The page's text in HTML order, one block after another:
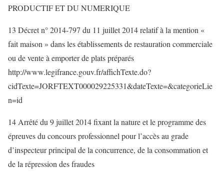
PRODUCTIF ET DU NUMERIQUE
13 Décret n° 2014-797 du 11 juillet 2014 relatif à la mention «
fait maison » dans les établissements de restauration commerciale
ou de vente à emporter de plats préparés
http://www.legifrance.gouv.fr/affichTexte.do?
cidTexte=JORFTEXT000029225331&dateTexte=&categorieLie
n=id
14 Arrêté du 9 juillet 2014 fixant la nature et le programme des
épreuves du concours professionnel pour l’accès au grade
d’inspecteur principal de la concurrence, de la consommation et
de la répression des fraudes